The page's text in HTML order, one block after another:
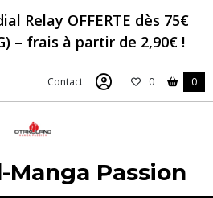
Relay OFFERTE dès 75€
– frais à partir de 2,90€ !
Contact 0 0
Passion